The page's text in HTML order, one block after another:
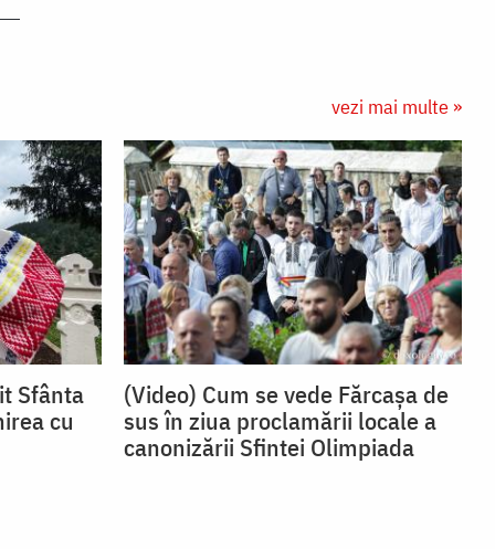
vezi mai multe »
Sfânta
cu
(Video) Cum se vede Fărcașa de
sus în ziua proclamării locale a
canonizării Sfintei Olimpiada